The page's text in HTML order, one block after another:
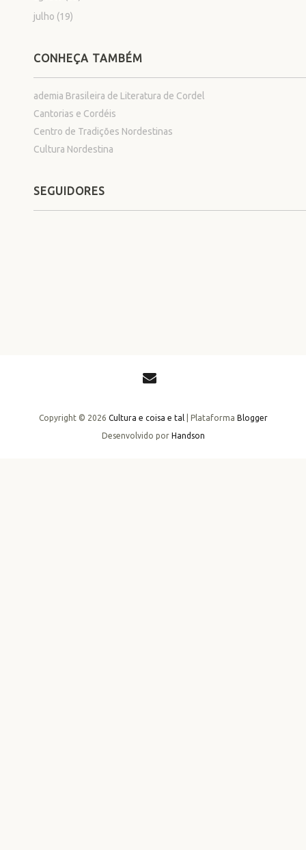
julho (19)
CONHEÇA TAMBÉM
ademia Brasileira de Literatura de Cordel
Cantorias e Cordéis
Centro de Tradições Nordestinas
Cultura Nordestina
SEGUIDORES
Copyright © 2026 Cultura e coisa e tal| Plataforma Blogger
Desenvolvido por Handson